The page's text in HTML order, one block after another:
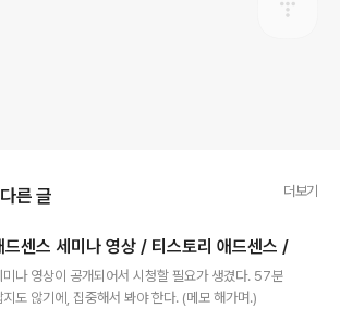
른 글 더보기
센스 세미나 영상 / 티스토리 애드센스 /
나 영상이 공개되어서 시청할 필요가 생겼다. 57분
도 않기에, 집중해서 봐야 한다. (메모 해가며.)